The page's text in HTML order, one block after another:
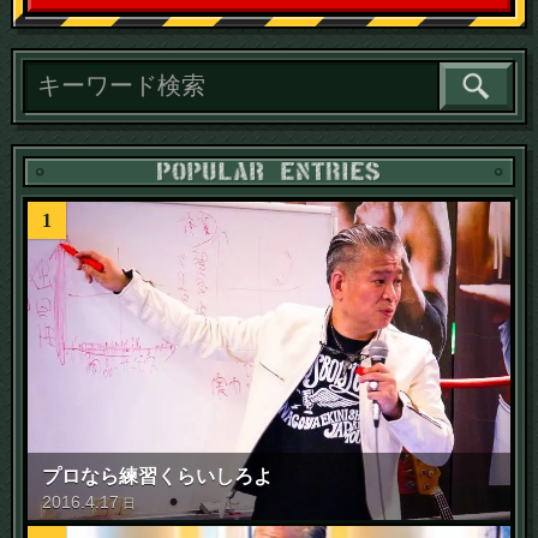
読
1
プロなら練習くらいしろよ
2016 .4.17 日